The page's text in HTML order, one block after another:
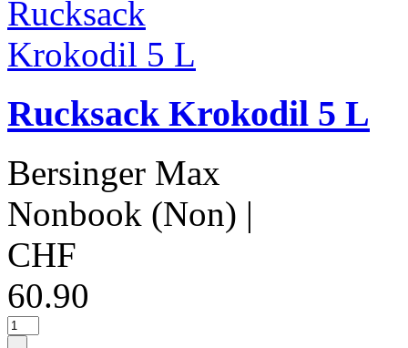
Rucksack Krokodil 5 L
Bersinger Max
Nonbook (Non) |
CHF
60.90